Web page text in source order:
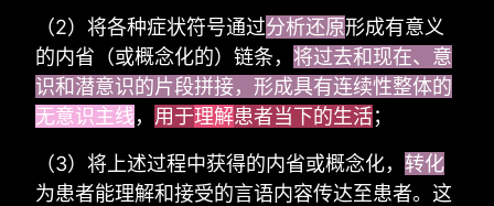
（2）将各种症状符号通过分析还原形成有意义
的内省（或概念化的）链条， 将过去和现在、意
识和潜意识的片段拼接，形成具有连续性整体的
无意识主线， 用于理解患者当下的生活；
（3）将上述过程中获得的内省或概念化， 转化
为患者能理解和接受的言语内容传达至患者。这